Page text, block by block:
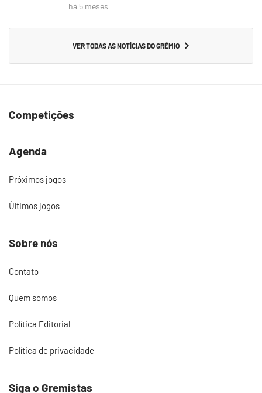
há 5 meses
VER TODAS AS NOTÍCIAS DO GRÊMIO
Competições
Agenda
Próximos jogos
Últimos jogos
Sobre nós
Contato
Quem somos
Política Editorial
Política de privacidade
Siga o Gremistas